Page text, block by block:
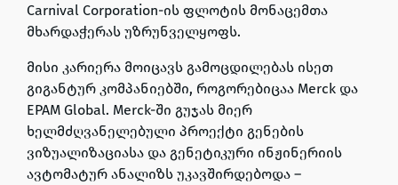
Carnival Corporation-ის ფლოტის მონაცემთა
მხარდაჭერას უზრუნველყოფს.
მისი კარიერა მოიცავს გამოცდილებას ისეთ
გიგანტურ კომპანიებში, როგორებიცაა Merck და
EPAM Global. Merck-ში გუჯას მიერ
ხელმძღვანელებული პროექტი გენების
ვიზუალიზაციასა და გენეტიკური ინჟინერიის
ავტომატურ ანალიზს უკავშირდებოდა –